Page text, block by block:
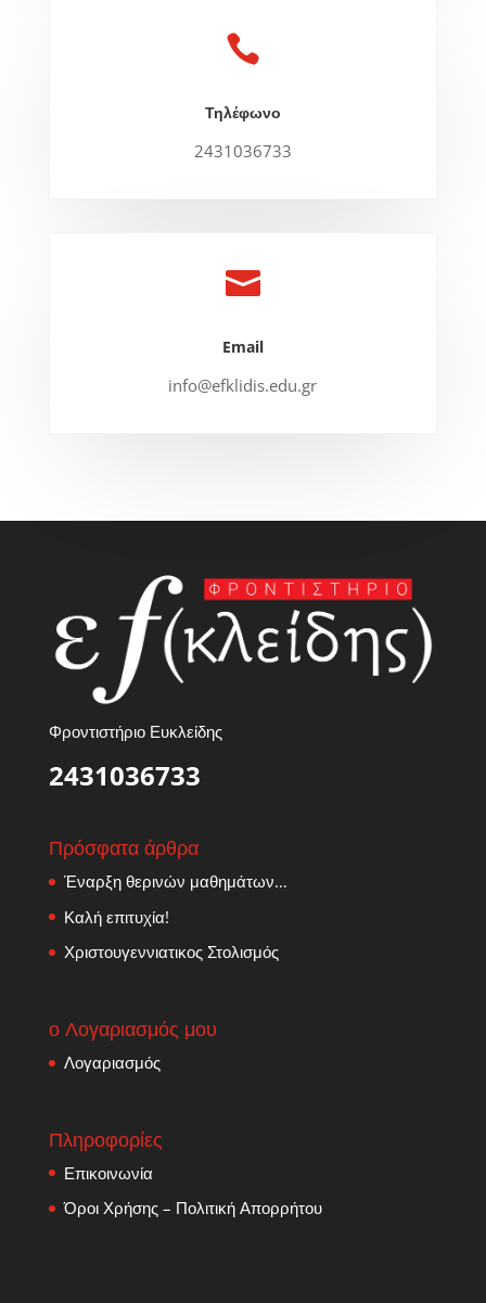

Τηλέφωνο
2431036733

Email
info@efklidis.edu.gr
Φροντιστήριο Ευκλείδης
2431036733
Πρόσφατα άρθρα
Έναρξη θερινών μαθημάτων…
Καλή επιτυχία!
Χριστουγεννιατικος Στολισμός
ο Λογαριασμός μου
Λογαριασμός
Πληροφορίες
Επικοινωνία
Όροι Χρήσης – Πολιτική Απορρήτου